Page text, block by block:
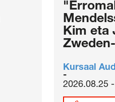
Kim eta
Kursaal
2026.08.25